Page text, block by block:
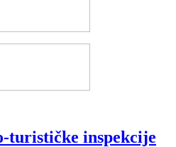
turističke inspekcije